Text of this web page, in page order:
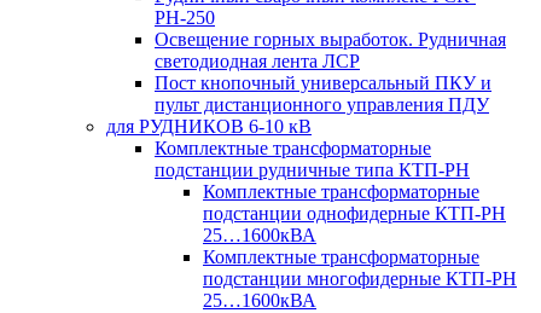
РН-250
Освещение горных выработок. Рудничная
светодиодная лента ЛСР
Пост кнопочный универсальный ПКУ и
пульт дистанционного управления ПДУ
для РУДНИКОВ 6-10 кВ
Комплектные трансформаторные
подстанции рудничные типа КТП-РН
Комплектные трансформаторные
подстанции однофидерные КТП-РН
25…1600кВА
Комплектные трансформаторные
подстанции многофидерные КТП-РН
25…1600кВА